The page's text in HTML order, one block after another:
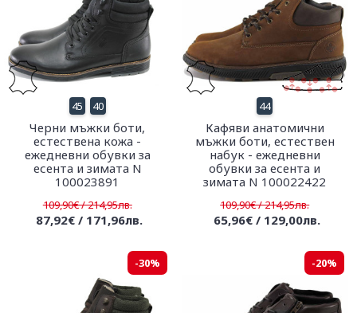
45 40
Черни мъжки боти,
естествена кожа -
ежедневни обувки за
есента и зимата N
100023891
109,90€ / 214,95лв.
87,92€ / 171,96лв.
44
Кафяви анатомични
мъжки боти, естествен
набук - ежедневни
обувки за есента и
зимата N 100022422
109,90€ / 214,95лв.
65,96€ / 129,00лв.
-30% -20%